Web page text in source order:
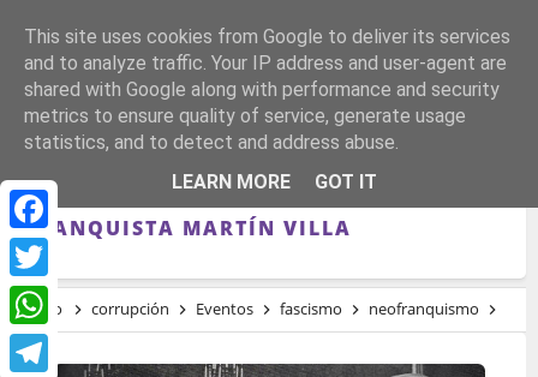
Facebook
Twitter
WhatsApp
LA UNIVERSIDAD DE EXTREMADURA
ORGANIZA UNA CHARLA CON EL
FRANQUISTA MARTÍN VILLA
Inicio corrupción Eventos fascismo neofranquismo
This site uses cookies from Google to deliver its services
and to analyze traffic. Your IP address and user-agent are
shared with Google along with performance and security
metrics to ensure quality of service, generate usage
statistics, and to detect and address abuse.
LEARN MORE
GOT IT